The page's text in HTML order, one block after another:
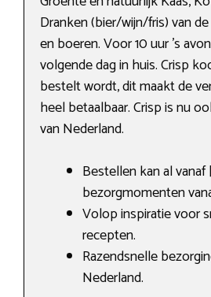
Dranken (bier/wijn/fris) van
en boeren. Voor 10 uur ’s
volgende dag in huis. Crisp
bestelt wordt, dit maakt de
heel betaalbaar. Crisp is nu
van Nederland.
Bestellen kan al
bezorgmomenten
Volop inspiratie voor
recepten.
Razendsnelle
Nederland.